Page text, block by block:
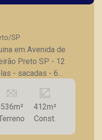
SP
em Avenida de
Preto SP - 12
- sacadas - 6
portadores de
- 2 acessos
- 10 vagas de
segurança, em
536m²
412m²
Const.